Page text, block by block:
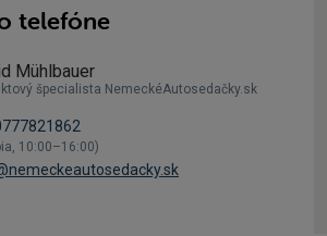
telefóne
Mühlbauer
špecialista NemeckéAutosedačky.sk
10:00–16:00)